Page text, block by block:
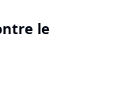
le